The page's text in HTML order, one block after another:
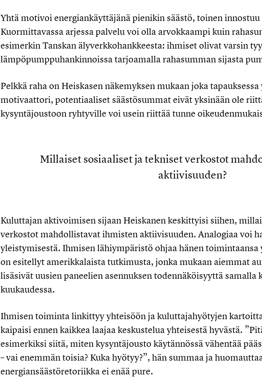
Yhtä motivoi energiankäyttäjänä pienikin säästö, toinen
Kuormittavassa arjessa palvelu voi olla arvokkaampi kuin
esimerkin Tanskan älyverkkohankkeesta: ihmiset olivat varsin
lämpöpumppuhankinnoissa tarjoamalla rahasumman sijasta
Pelkkä raha on Heiskasen näkemyksen mukaan joka
motivaattori, potentiaaliset säästösummat eivät yksinään ole
kysyntäjoustoon ryhtyville voi usein riittää tunne
Millaiset sosiaaliset ja tekniset verkostot
aktiivisuuden?
Kuluttajan aktivoimisen sijaan Heiskanen keskittyisi siihen,
verkostot mahdollistavat ihmisten aktiivisuuden. Analogiaa voi
yleistymisestä. Ihmisen lähiympäristö ohjaa hänen
on esitellyt amerikkalaista tutkimusta, jonka mukaan aiemmat
lisäsivät uusien paneelien asennuksen todennäköisyyttä
kuukaudessa.
Ihmisen toiminta linkittyy yhteisöön ja kuluttajahyötyjen
kaipaisi ennen kaikkea laajaa keskustelua yhteisestä hyvästä.
esimerkiksi siitä, miten kysyntäjousto käytännössä vähentää
– vai enemmän toisia? Kuka hyötyy?”, hän summaa ja
energiansäästöretoriikka ei enää pure.